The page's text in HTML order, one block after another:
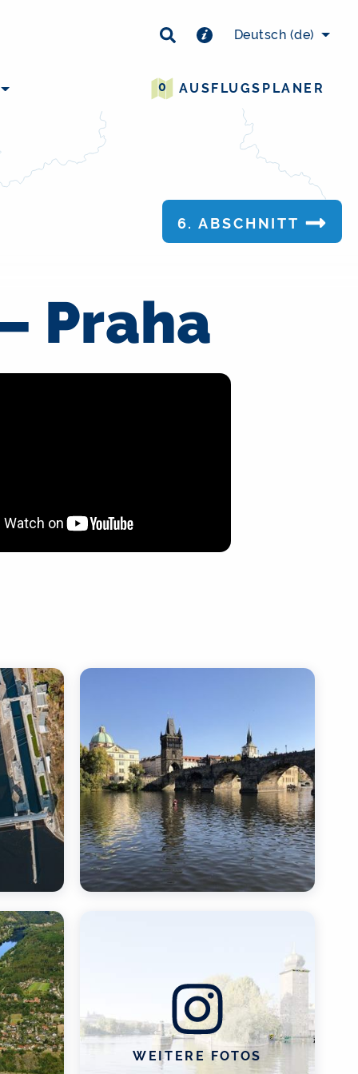
Deutsch (de)
0 AUSFLUGSPLANER
6. ABSCHNITT
Praha
WEITERE FOTOS